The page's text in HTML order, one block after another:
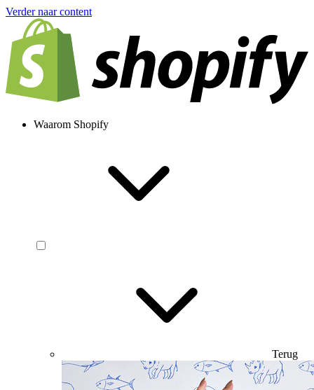
Verder naar content
Waarom Shopify
Terug